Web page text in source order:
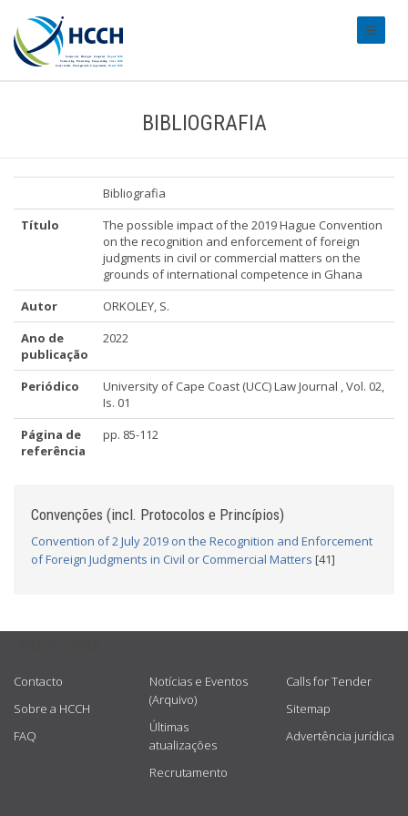
BIBLIOGRAFIA
Bibliografia
Título
The possible impact of the 2019 Hague Convention
on the recognition and enforcement of foreign
judgments in civil or commercial matters on the
grounds of international competence in Ghana
Autor
ORKOLEY, S.
Ano de
publicação
2022
Periódico
University of Cape Coast (UCC) Law Journal , Vol. 02,
Is. 01
Página de
referência
pp. 85-112
Convenções (incl. Protocolos e Princípios)
Convention of 2 July 2019 on the Recognition and Enforcement
of Foreign Judgments in Civil or Commercial Matters [41]
Contacto
Sobre a HCCH
FAQ
Notícias e Eventos
(Arquivo)
Últimas
atualizações
Recrutamento
Calls for Tender
Sitemap
Advertência jurídica